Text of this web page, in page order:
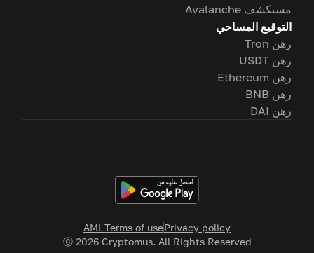
Privacy policy
Terms of use
AML
Ⓒ 2026Cryptomus. All Rights Reserved
مستكشف Avalanche
التوقيع المساحي
رهن Tron
رهن USDT
رهن Ethereum
رهن BNB
رهن DAI